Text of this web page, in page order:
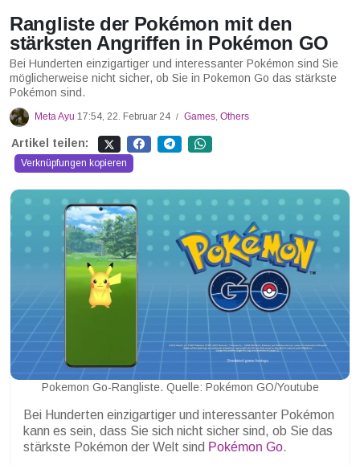
Rangliste der Pokémon mit den
stärksten Angriffen in Pokémon GO
Bei Hunderten einzigartiger und interessanter Pokémon sind Sie
möglicherweise nicht sicher, ob Sie in Pokemon Go das stärkste
Pokémon sind.
Meta Ayu 17:54, 22. Februar 24 / Games, Others
Artikel teilen:
Verknüpfungen kopieren
Pokemon Go-Rangliste. Quelle: Pokémon GO/Youtube
Bei Hunderten einzigartiger und interessanter Pokémon
kann es sein, dass Sie sich nicht sicher sind, ob Sie das
stärkste Pokémon der Welt sind Pokémon Go.